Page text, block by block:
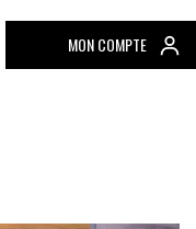
MON COMPTE